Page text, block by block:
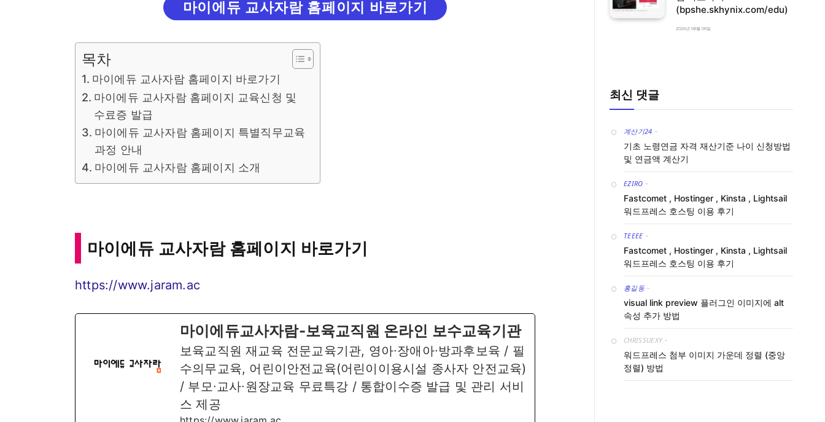
마이에듀 교사자람 홈페이지 바로가기
목차
마이에듀 교사자람 홈페이지 바로가기
마이에듀 교사자람 홈페이지 교육신청 및
수료증 발급
마이에듀 교사자람 홈페이지 특별직무교육
과정 안내
마이에듀 교사자람 홈페이지 소개
마이에듀 교사자람 홈페이지 바로가기
https://www.jaram.ac
마이에듀교사자람-보육교직원 온라인 보수교육기관
보육교직원 재교육 전문교육기관, 영아∙장애아∙방과후보육 / 필
수의무교육, 어린이안전교육(어린이이용시설 종사자 안전교육)
/ 부모∙교사∙원장교육 무료특강 / 통합이수증 발급 및 관리 서비
스 제공
(bpshe.skhynix.com/edu)
2026년 08월 06일
최신 댓글
계산기24 -
기초 노령연금 자격 재산기준 나이 신청방법
및 연금액 계산기
EZIRO -
Fastcomet , Hostinger , Kinsta , Lightsail
워드프레스 호스팅 이용 후기
TEEEE -
Fastcomet , Hostinger , Kinsta , Lightsail
워드프레스 호스팅 이용 후기
홍길동 -
visual link preview 플러그인 이미지에 alt
속성 추가 방법
CHRISSUEXY -
워드프레스 첨부 이미지 가운데 정렬 (중앙
정렬) 방법